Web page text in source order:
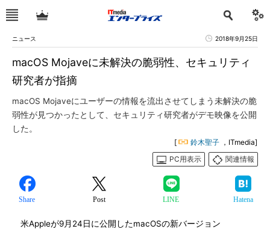
ニュース 2018年9月25日
macOS Mojaveに未解決の脆弱性、セキュリティ
研究者が指摘
macOS Mojaveにユーザーの情報を流出させてしまう未解決の脆
弱性が見つかったとして、セキュリティ研究者がデモ映像を公開
した。
[ 鈴木聖子 ，ITmedia]
PC用表示
関連情報
Share Post LINE Hatena
米Appleが9月24日に公開したmacOSの新バージョン